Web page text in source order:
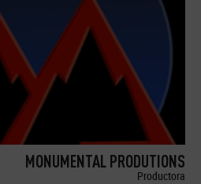
MONUMENTAL PRODUTIONS
Productora